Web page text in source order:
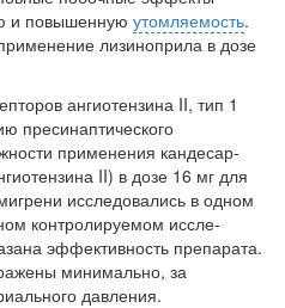
и повышенную утомляемость.
лизиноприла в дозе
ангиотензина II, тип 1
пресинаптического
применения кандесар-
II) в дозе 16 мг для
исследовались в одном
контролируемом иссле­
эффектив­ность препарата.
минимально, за
давления.